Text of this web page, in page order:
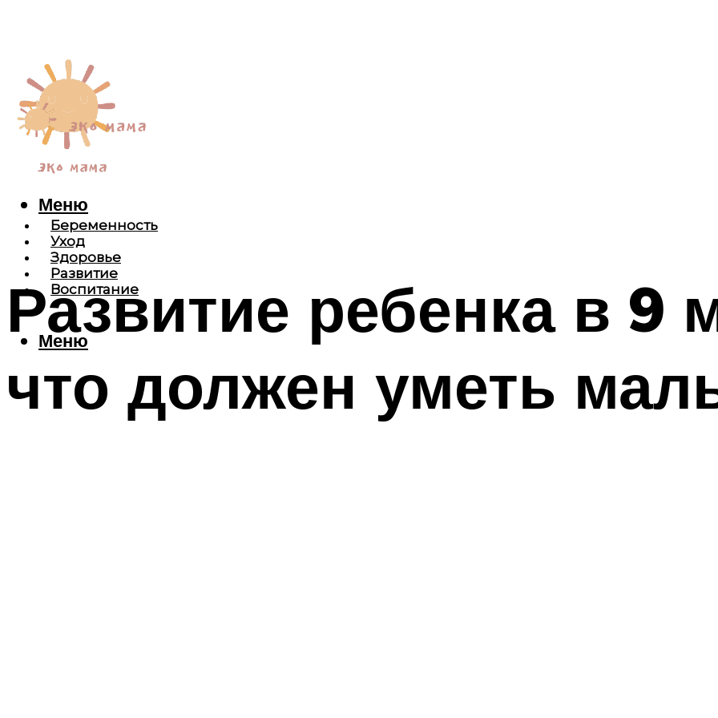
Беременность
Уход
Здоровье
Развитие
Воспитание
Меню
Меню
Развитие ребенка в 9
что должен уметь